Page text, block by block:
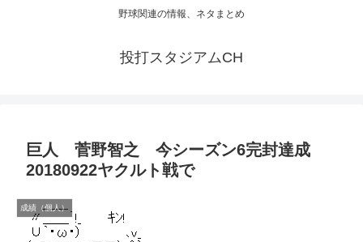
野球関連の情報、ネタまとめ
投打スタジアムCH
巨人 菅野智之 今シーズン6完封達成
20180922ヤクルト戦で
成績（個人）